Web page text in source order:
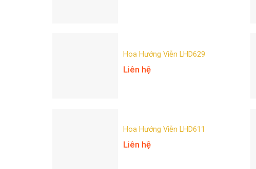
Hoa Hướng Viễn LHD629
Liên hệ
Hoa Hướng Viễn LHD611
Liên hệ